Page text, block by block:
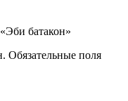
батакон»
Обязательные поля